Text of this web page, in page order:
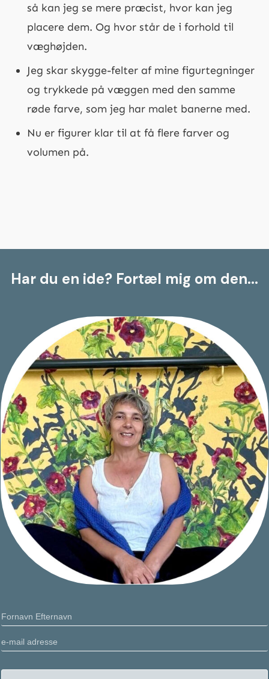
så kan jeg se mere præcist, hvor kan jeg
placere dem. Og hvor står de i forhold til
væghøjden.
Jeg skar skygge-felter af mine figurtegninger
og trykkede på væggen med den samme
røde farve, som jeg har malet banerne med.
Nu er figurer klar til at få flere farver og
volumen på.
Har du en ide? Fortæl mig om den...